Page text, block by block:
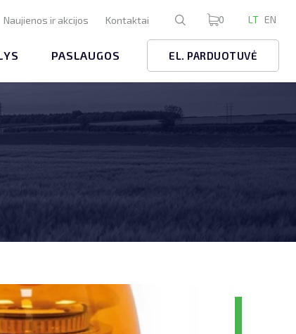
Naujienos ir akcijos Kontaktai 0 LT EN
PASLAUGOS EL. PARDUOTUVĖ